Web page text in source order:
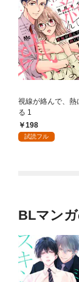
視線が絡んで、熱
る 1
198
試読フル
BLマン